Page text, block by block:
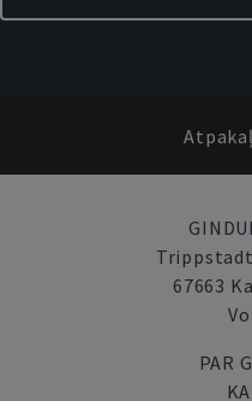
67663
PAR